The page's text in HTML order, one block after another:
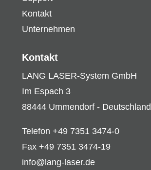
Kontakt
Unternehmen
Kontakt
LANG LASER-System GmbH
Im Espach 3
88444 Ummendorf - Deutschland
Telefon +49 7351 3474-0
Fax +49 7351 3474-19
info@lang-laser.de